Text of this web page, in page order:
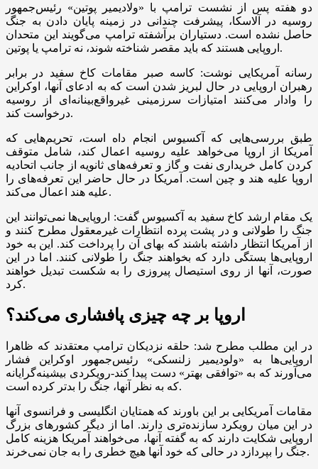
دو هفته پس از نشست ترامپ با «ولادیمیر پوتین» رئیس‌جمهور
روسیه در آلاسکا، پیشرفت چندانی در زمینه پایان دادن به جنگ
حاصل نشده است. دستیاران برآشفته ترامپ می‌گویند این متحدان
اروپایی هستند که باید مقصر شناخته شوند، نه ترامپ یا پوتین.
رسانه آمریکایی نوشت: کاسه صبر مقامات کاخ سفید در برابر
رهبران اروپایی در حال لبریز شدن است که به ادعای آنها، اوکراین
را وادار می‌کنند امتیازات سرزمینی غیرواقع‌بینانه‌ای از روسیه
درخواست کند.
طبق بررسی‌هایی که آکسیوس انجام داه است، تحریم‌هایی که
آمریکا از اروپا می‌خواهد علیه روسیه اعمال کند، شامل متوقف
کردن کامل خریداری نفت و گاز و تعرفه‌های ثانویه از جانب اتحادیه
اروپا علیه هند و چین است. آمریکا در حال حاضر این تعرفه‌های را
علیه هند اعمال می‌کند.
یک مقام ارشد کاخ سفید به آکسیوس گفت: اروپایی‌ها نمی‌توانند این
جنگ را طولانی و در پشت پرده انتظارات غیرمعقول مطرح کنند و
از آمریکا انتظار داشته باشند که بهای آن را پرداخت کند. این به خود
اروپایی‌ها بستگی دارد که بخواهند جنگ را طولانی کنند. اما در این
صورت، آنها از روی استیصال پیروزی را به شکست تبدیل خواهند
کرد.
اروپا بر چه چیزی پافشاری می‌کند؟
در این مطلب مطرح شد: حلقه نزدیکان ترامپ معتقدند که ظاهرا
اروپایی‌ها به «ولودیمیر زلنسکی» رئیس‌جمهور اوکراین فشار
می‌آورند که به «توافقی بهتر» دست پیدا کند-رویکردی بیشینه‌گرایانه
که به نظر آنها، جنگ را بدتر کرده است.
مقامات آمریکایی بر این باورند که همتایان انگلیسی و فرانسوی آنها
در این میان رویکرد سازنده‌تری دارند. اما از دیگر کشور‌های بزرگ
اروپایی شکایت دارند که به گفته آنها، می‌خواهند آمریکا هزینه کامل
جنگ را بپردازد در حالی که خود آنها هیچ خطری را به جان نمی‌خرند.